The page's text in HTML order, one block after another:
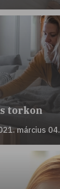
torkon
március 04.